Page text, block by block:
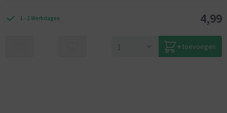
1 - 2 Werkdagen 4,99
toevoegen